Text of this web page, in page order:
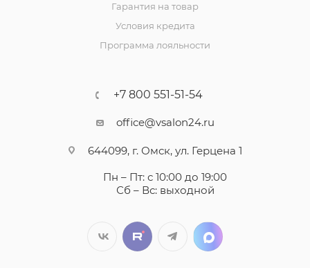
Гарантия на товар
Условия кредита
Программа лояльности
+7 800 551-51-54
office@vsalon24.ru
644099, г. Омск, ул. Герцена 1
Пн – Пт: с 10:00 до 19:00
Сб – Вс: выходной